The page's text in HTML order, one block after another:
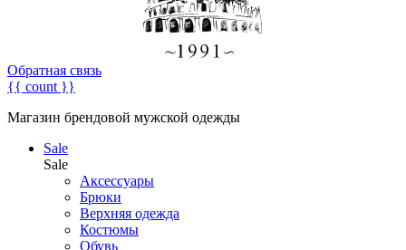
Обратная связь
{{ count }}
Магазин брендовой мужской одежды
Sale
Sale
Аксессуары
Брюки
Верхняя одежда
Костюмы
Обувь